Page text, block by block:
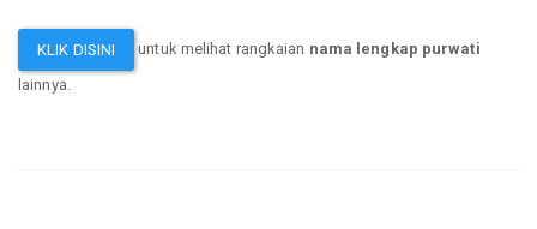
KLIK DISINI untuk melihat rangkaian nama lengkap purwati
lainnya.